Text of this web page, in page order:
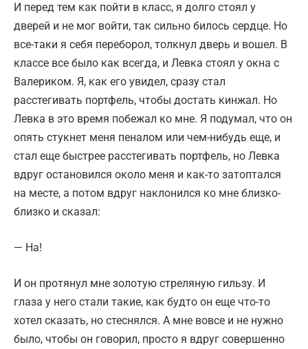
И перед тем как пойти в класс, я долго стоял у
дверей и не мог войти, так сильно билось сердце. Но
все-таки я себя переборол, толкнул дверь и вошел. В
классе все было как всегда, и Левка стоял у окна с
Валериком. Я, как его увидел, сразу стал
расстегивать портфель, чтобы достать кинжал. Но
Левка в это время побежал ко мне. Я подумал, что он
опять стукнет меня пеналом или чем-нибудь еще, и
стал еще быстрее расстегивать портфель, но Левка
вдруг остановился около меня и как-то затоптался
на месте, а потом вдруг наклонился ко мне близко-
близко и сказал:
— На!
И он протянул мне золотую стреляную гильзу. И
глаза у него стали такие, как будто он еще что-то
хотел сказать, но стеснялся. А мне вовсе и не нужно
было, чтобы он говорил, просто я вдруг совершенно